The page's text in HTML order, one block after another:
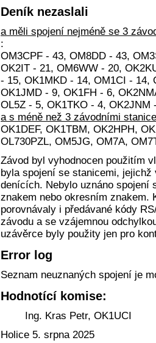
Deník nezaslali
a měli spojení nejméně se 3
:
OM3CPF - 43, OM8DD - 43,
OK2IT - 21, OM6WW - 20,
- 15, OK1MKD - 14, OM1CI - 14,
OK1JMD - 9, OK1FH - 6,
OL5Z - 5, OK1TKO - 4, OK2JNM
a s méně než 3 závodními
OK1DEF, OK1TBM, OK2HPH,
OL730PZL, OM5JG, OM7A,
Závod byl vyhodnocen použitím
byla spojení se stanicemi,
denících. Nebylo uznáno spojení
znakem nebo okresním znakem.
porovnávaly i předávané kódy
závodu a se vzájemnou
uzávěrce byly použity jen pro
Error log
Seznam neuznaných spojení je
Hodnotící komise:
Ing. Kras Petr, OK1UCI
Holice 5. srpna 2025